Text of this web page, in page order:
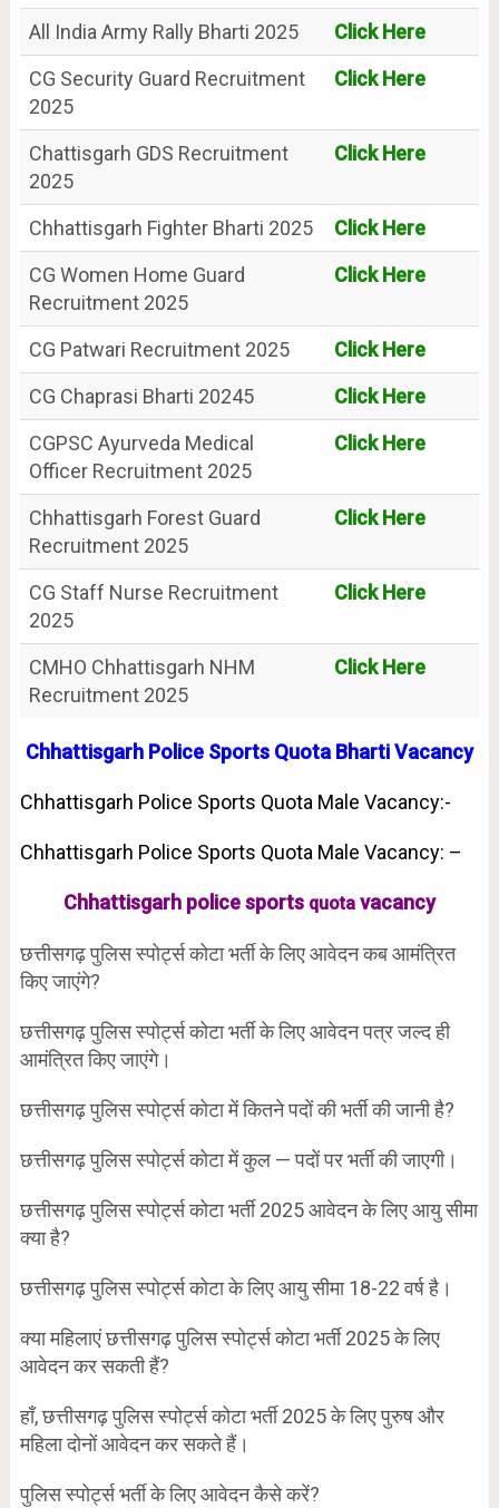
All India Army Rally Bharti 2025
Click Here
CG Security Guard Recruitment
2025
Click Here
Chattisgarh GDS Recruitment
2025
Click Here
Chhattisgarh Fighter Bharti 2025
Click Here
CG Women Home Guard
Recruitment 2025
Click Here
CG Patwari Recruitment 2025
Click Here
CG Chaprasi Bharti 20245
Click Here
CGPSC Ayurveda Medical
Officer Recruitment 2025
Click Here
Chhattisgarh Forest Guard
Recruitment 2025
Click Here
CG Staff Nurse Recruitment
2025
Click Here
CMHO Chhattisgarh NHM
Recruitment 2025
Click Here
Chhattisgarh Police Sports Quota Bharti Vacancy
Chhattisgarh Police Sports Quota Male Vacancy:-
Chhattisgarh Police Sports Quota Male Vacancy: –
Chhattisgarh police sports quotavacancy
छत्तीसगढ़ पुलिस स्पोर्ट्स कोटा भर्ती के लिए आवेदन कब आमंत्रित
किए जाएंगे?
छत्तीसगढ़ पुलिस स्पोर्ट्स कोटा भर्ती के लिए आवेदन पत्र जल्द ही
आमंत्रित किए जाएंगे।
छत्तीसगढ़ पुलिस स्पोर्ट्स कोटा में कितने पदों की भर्ती की जानी है?
छत्तीसगढ़ पुलिस स्पोर्ट्स कोटा में कुल — पदों पर भर्ती की जाएगी।
छत्तीसगढ़ पुलिस स्पोर्ट्स कोटा भर्ती 2025 आवेदन के लिए आयु सीमा
क्या है?
छत्तीसगढ़ पुलिस स्पोर्ट्स कोटा के लिए आयु सीमा 18-22 वर्ष है।
क्या महिलाएं छत्तीसगढ़ पुलिस स्पोर्ट्स कोटा भर्ती 2025 के लिए
आवेदन कर सकती हैं?
हाँ, छत्तीसगढ़ पुलिस स्पोर्ट्स कोटा भर्ती 2025 के लिए पुरुष और
महिला दोनों आवेदन कर सकते हैं।
पुलिस स्पोर्ट्स भर्ती के लिए आवेदन कैसे करें?